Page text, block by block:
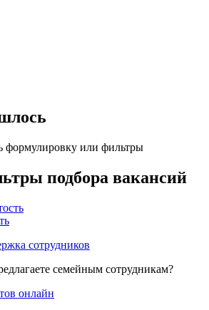
формулировку или фильтры
подбора вакансий
сотрудников
семейным сотрудникам?
онлайн